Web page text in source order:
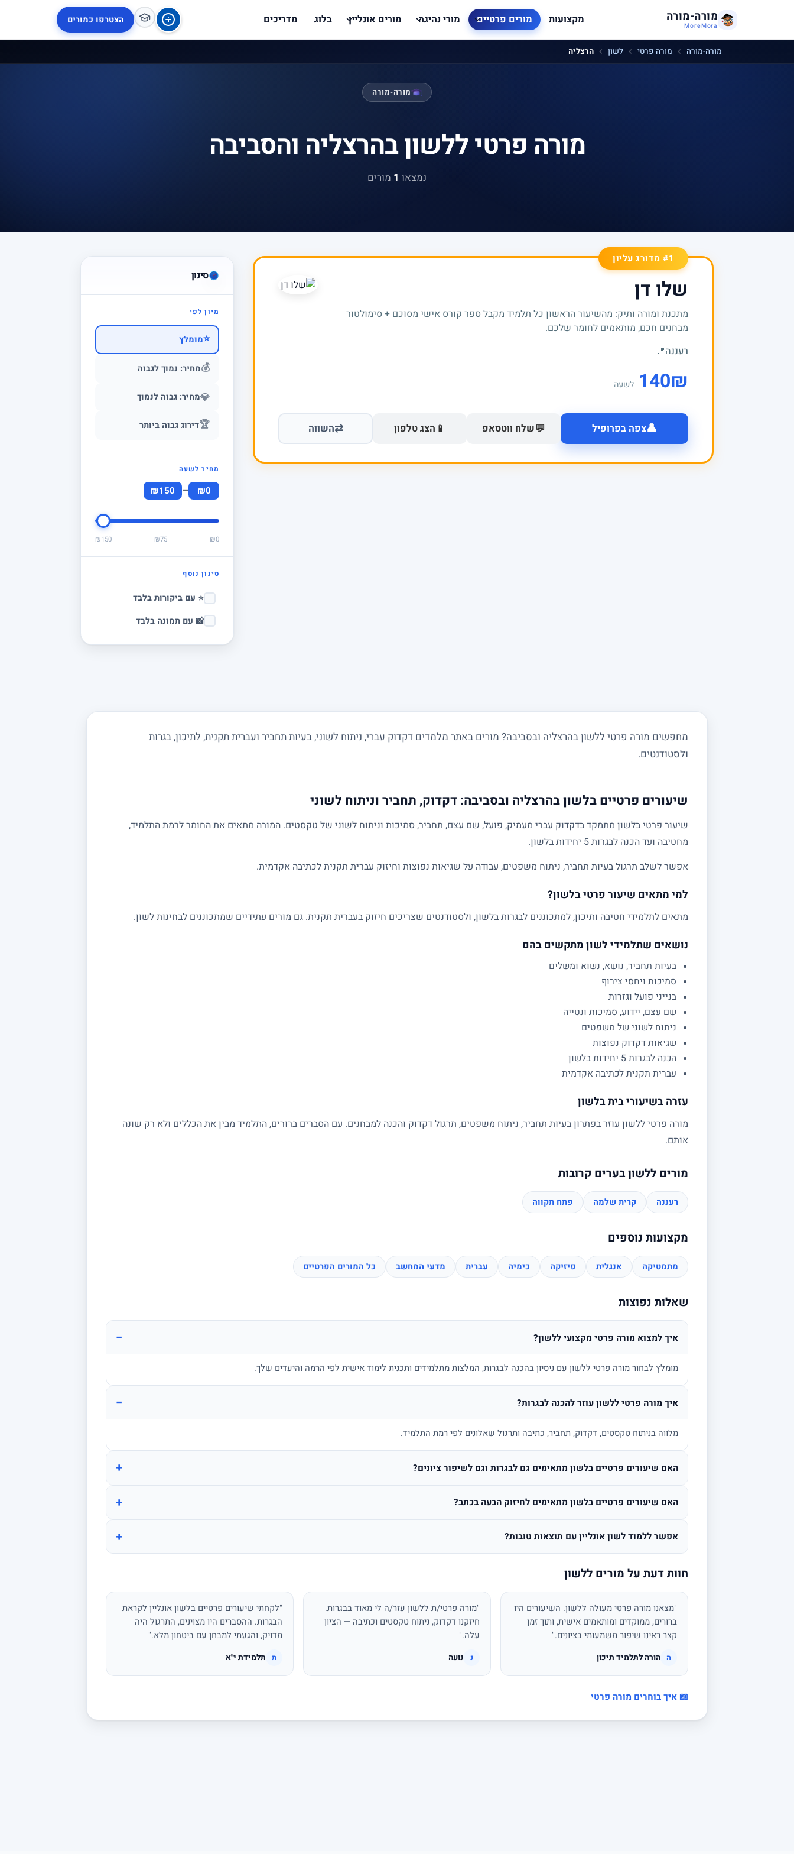
מורה-מורה
MoreMora מקצועות מורים פרטיים מורי נהיגה מורים אונליין בלוג מדריכים הצטרפו כמורים
מורה-מורה מורה פרטי לשון הרצליה
מורה-מורה
מורה פרטי ללשון בהרצליה והסביבה
נמצאו 1 מורים
סינון
מיון לפי
⭐מומלץ
💰מחיר: נמוך לגבוה
💎מחיר: גבוה לנמוך
🏆דירוג גבוה ביותר
מחיר לשעה
₪0
–
₪150
₪0
₪75
₪150
סינון נוסף
⭐ עם ביקורות בלבד
📸 עם תמונה בלבד
#1 מדורג עליון
שלו דן
מתכנת ומורה ותיק: מהשיעור הראשון כל תלמיד מקבל ספר קורס אישי מסוכם + סימולטור
מבחנים חכם, מותאמים לחומר שלכם.
רעננה📍
₪
140 לשעה
👤צפה בפרופיל 💬שלח ווטסאפ 📱 הצג טלפון ⇄השווה
מחפשים מורה פרטי ללשון בהרצליה ובסביבה? מורים באתר מלמדים דקדוק עברי, ניתוח לשוני, בעיות תחביר ועברית תקנית, לתיכון, בגרות
ולסטודנטים.
שיעורים פרטיים בלשון בהרצליה ובסביבה: דקדוק, תחביר וניתוח לשוני
שיעור פרטי בלשון מתמקד בדקדוק עברי מעמיק, פועל, שם עצם, תחביר, סמיכות וניתוח לשוני של טקסטים. המורה מתאים את החומר לרמת התלמיד,
מחטיבה ועד הכנה לבגרות 5 יחידות בלשון.
אפשר לשלב תרגול בעיות תחביר, ניתוח משפטים, עבודה על שגיאות נפוצות וחיזוק עברית תקנית לכתיבה אקדמית.
למי מתאים שיעור פרטי בלשון?
מתאים לתלמידי חטיבה ותיכון, למתכוננים לבגרות בלשון, ולסטודנטים שצריכים חיזוק בעברית תקנית. גם מורים עתידיים שמתכוננים לבחינות לשון.
נושאים שתלמידי לשון מתקשים בהם
בעיות תחביר, נושא, נשוא ומשלים
סמיכות ויחסי צירוף
בנייני פועל וגזרות
שם עצם, יידוע, סמיכות ונטייה
ניתוח לשוני של משפטים
שגיאות דקדוק נפוצות
הכנה לבגרות 5 יחידות בלשון
עברית תקנית לכתיבה אקדמית
עזרה בשיעורי בית בלשון
מורה פרטי ללשון עוזר בפתרון בעיות תחביר, ניתוח משפטים, תרגול דקדוק והכנה למבחנים. עם הסברים ברורים, התלמיד מבין את הכללים ולא רק שונה
אותם.
מורים ללשון בערים קרובות
רעננה קרית שלמה פתח תקווה
מקצועות נוספים
מתמטיקה אנגלית פיזיקה כימיה עברית מדעי המחשב כל המורים הפרטיים
שאלות נפוצות
איך למצוא מורה פרטי מקצועי ללשון? −
מומלץ לבחור מורה פרטי ללשון עם ניסיון בהכנה לבגרות, המלצות מתלמידים ותכנית לימוד אישית לפי הרמה והיעדים שלך.
איך מורה פרטי ללשון עוזר להכנה לבגרות? −
מלווה בניתוח טקסטים, דקדוק, תחביר, כתיבה ותרגול שאלונים לפי רמת התלמיד.
האם שיעורים פרטיים בלשון מתאימים גם לבגרות וגם לשיפור ציונים? +
האם שיעורים פרטיים בלשון מתאימים לחיזוק הבעה בכתב? +
אפשר ללמוד לשון אונליין עם תוצאות טובות? +
חוות דעת על מורים ללשון
"מצאנו מורה פרטי מעולה ללשון. השיעורים היו
ברורים, ממוקדים ומותאמים אישית, ותוך זמן
קצר ראינו שיפור משמעותי בציונים."
ה הורה לתלמיד תיכון
"מורה פרטי/ת ללשון עזר/ה לי מאוד בבגרות.
חיזקנו דקדוק, ניתוח טקסטים וכתיבה — הציון
עלה."
נ נועה
"לקחתי שיעורים פרטיים בלשון אונליין לקראת
הבגרות. ההסברים היו מצוינים, התרגול היה
מדויק, והגעתי למבחן עם ביטחון מלא."
ת תלמידת י"א
📖 איך בוחרים מורה פרטי